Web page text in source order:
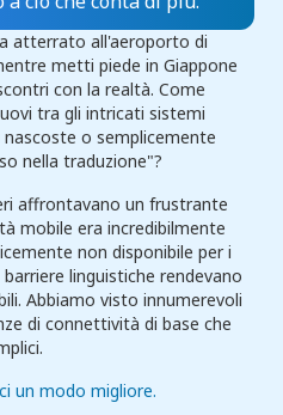
atterrato all'aeroporto di
metti piede in Giappone
con la realtà. Come
tra gli intricati sistemi
o semplicemente
nella traduzione"?
affrontavano un frustrante
mobile era incredibilmente
non disponibile per i
linguistiche rendevano
Abbiamo visto innumerevoli
di connettività di base che
un modo migliore.